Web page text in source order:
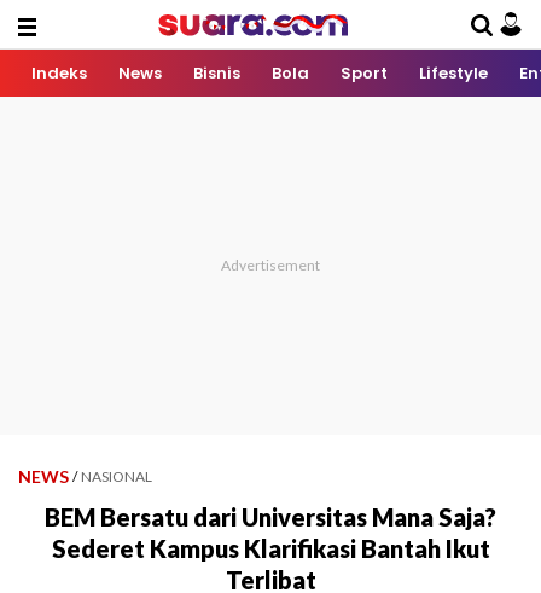
Indeks News Bisnis Bola Sport Lifestyle
NEWS / NASIONAL
BEM Bersatu dari Universitas Mana Saja?
Sederet Kampus Klarifikasi Bantah Ikut
Terlibat